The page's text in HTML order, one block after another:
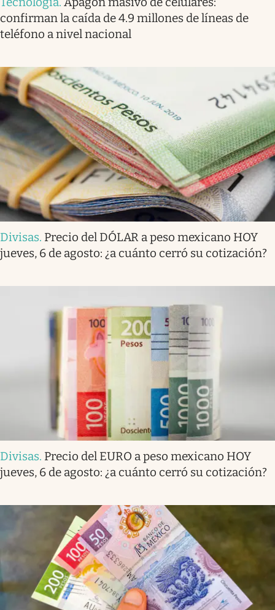
confirman la caída de 4.9 millones de líneas de
teléfono a nivel nacional
Divisas. Precio del DÓLAR a peso mexicano HOY
jueves, 6 de agosto: ¿a cuánto cerró su cotización?
Divisas. Precio del EURO a peso mexicano HOY
jueves, 6 de agosto: ¿a cuánto cerró su cotización?